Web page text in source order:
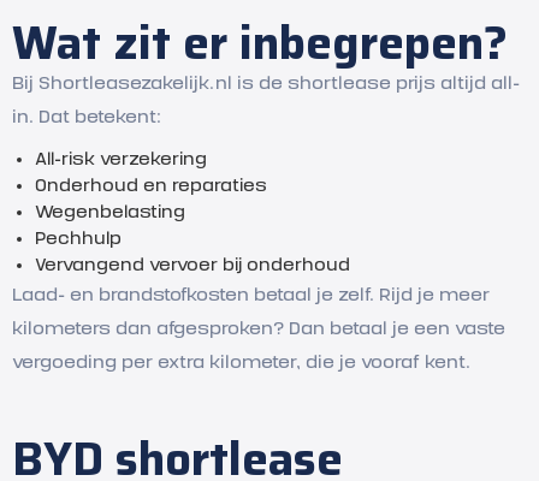
Wat zit er inbegrepen?
Bij Shortleasezakelijk.nl is de shortlease prijs altijd all-
in. Dat betekent:
All-risk verzekering
Onderhoud en reparaties
Wegenbelasting
Pechhulp
Vervangend vervoer bij onderhoud
Laad- en brandstofkosten betaal je zelf. Rijd je meer
kilometers dan afgesproken? Dan betaal je een vaste
vergoeding per extra kilometer, die je vooraf kent.
BYD shortlease